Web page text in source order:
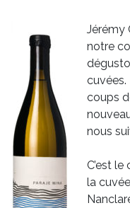
Jérémy
notre
cuvées.
coups
nous
C’est
la